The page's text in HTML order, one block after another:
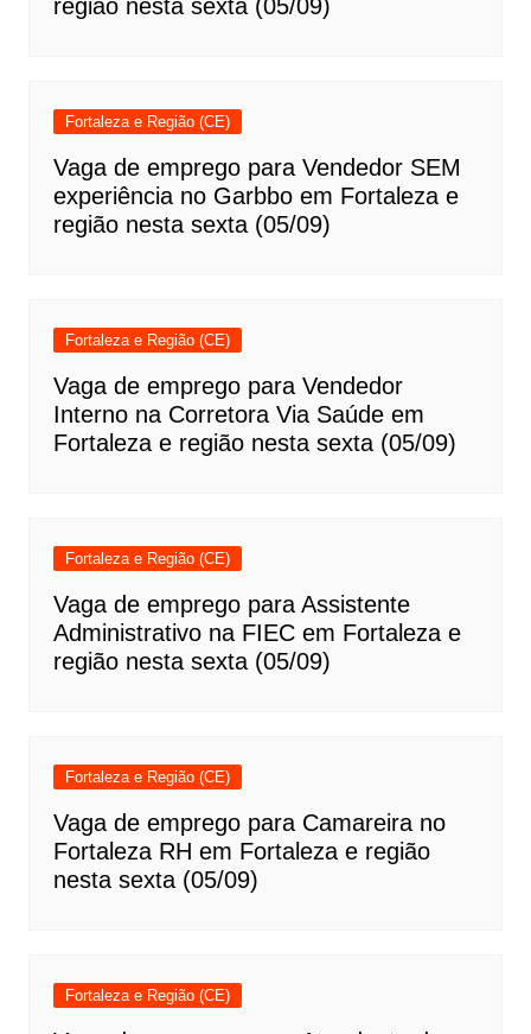
região nesta sexta (05/09)
Fortaleza e Região (CE)
Vaga de emprego para Vendedor SEM
experiência no Garbbo em Fortaleza e
região nesta sexta (05/09)
Fortaleza e Região (CE)
Vaga de emprego para Vendedor
Interno na Corretora Via Saúde em
Fortaleza e região nesta sexta (05/09)
Fortaleza e Região (CE)
Vaga de emprego para Assistente
Administrativo na FIEC em Fortaleza e
região nesta sexta (05/09)
Fortaleza e Região (CE)
Vaga de emprego para Camareira no
Fortaleza RH em Fortaleza e região
nesta sexta (05/09)
Fortaleza e Região (CE)